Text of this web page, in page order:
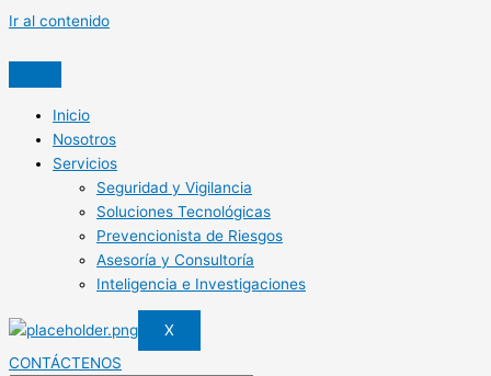
Ir al contenido
Inicio
Nosotros
Servicios
Seguridad y Vigilancia
Soluciones Tecnológicas
Prevencionista de Riesgos
Asesoría y Consultoría
Inteligencia e Investigaciones
X
CONTÁCTENOS